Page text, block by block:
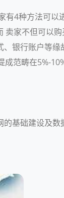
有4种方法可以
卖家不但可以
、银行账户等缘
范畴在5%-10%
的基础建设及数